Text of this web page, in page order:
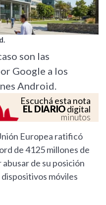
son las
Google a los
Android.
Escuchá esta nota
EL DIARIOdigital
minutos
Europea ratificó
de 4125 millones de
de su posición
móviles